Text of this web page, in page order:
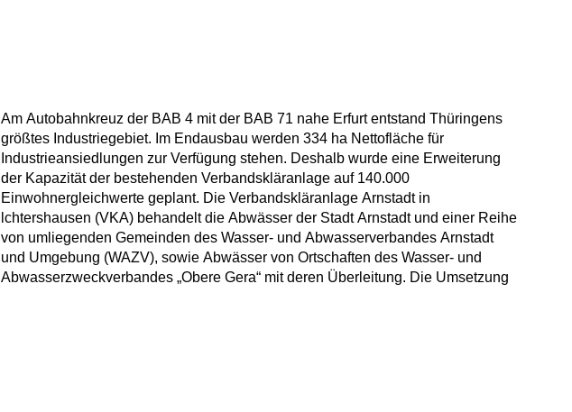
Am Autobahnkreuz der BAB 4 mit der BAB 71 nahe Erfurt entstand Thüringens
größtes Industriegebiet. Im Endausbau werden 334 ha Nettofläche für
Industrieansiedlungen zur Verfügung stehen. Deshalb wurde eine Erweiterung
der Kapazität der bestehenden Verbandskläranlage auf 140.000
Einwohnergleichwerte geplant. Die Verbandskläranlage Arnstadt in
lchtershausen (VKA) behandelt die Abwässer der Stadt Arnstadt und einer Reihe
von umliegenden Gemeinden des Wasser- und Abwasserverbandes Arnstadt
und Umgebung (WAZV), sowie Abwässer von Ortschaften des Wasser- und
Abwasserzweckverbandes „Obere Gera“ mit deren Überleitung. Die Umsetzung
der Erweiterung erfolgte primär durch den Bau einer zusätzlichen Abwasser- und
Schlammbehandlungslinie. Demnach ist prinzipiell eine getrennte Behandlung
der bisherigen kommunal-gewerblichen und der zusätzlichen industriellen
Teilströme möglich. Toxische oder biologiehemmende Abwässer können so